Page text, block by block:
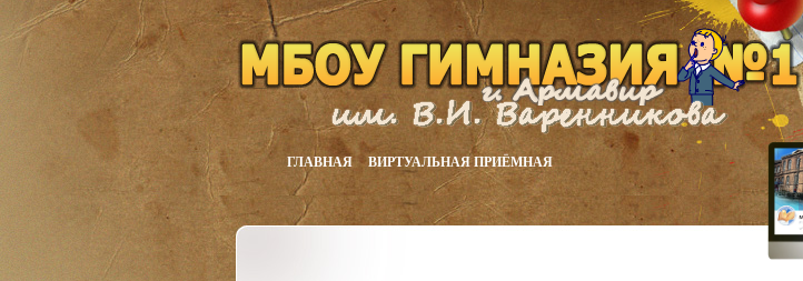
ГЛАВНАЯ ВИРТУАЛЬНАЯ ПРИЁМНАЯ